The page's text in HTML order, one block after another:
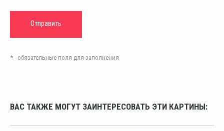
* - обязательные поля для заполнения
ВАС ТАКЖЕ МОГУТ ЗАИНТЕРЕСОВАТЬ ЭТИ КАРТИНЫ: